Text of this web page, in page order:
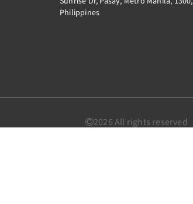
Philippines
2026 All rights reserved